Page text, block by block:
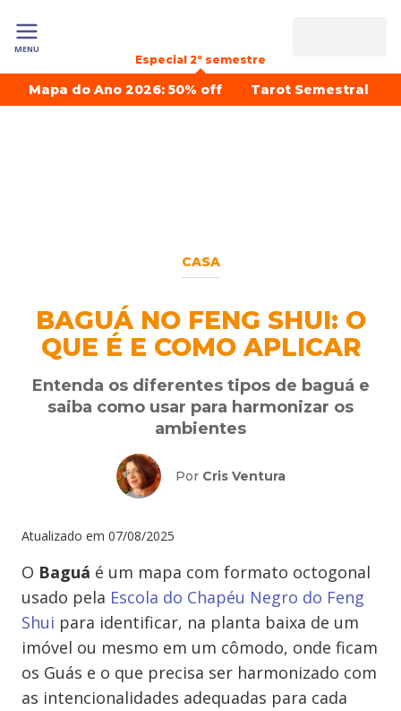
MENU
Especial 2º semestre
Mapa do Ano 2026: 50% off Tarot Semestral
CASA
BAGUÁ NO FENG SHUI: O
QUE É E COMO APLICAR
Entenda os diferentes tipos de baguá e
saiba como usar para harmonizar os
ambientes
Por Cris Ventura
Atualizado em 07/08/2025
O Baguá é um mapa com formato octogonal
usado pela Escola do Chapéu Negro do Feng
Shui para identificar, na planta baixa de um
imóvel ou mesmo em um cômodo, onde ficam
os Guás e o que precisa ser harmonizado com
as intencionalidades adequadas para cada